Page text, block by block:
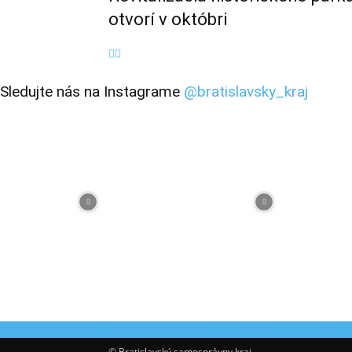
otvorí v októbri
Sledujte nás na Instagrame @bratislavsky_kraj